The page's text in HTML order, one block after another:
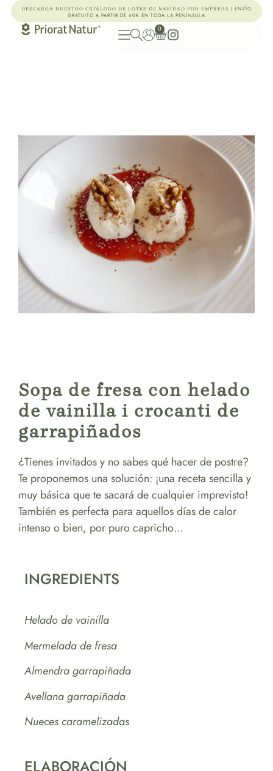
DESCARGA NUESTRO CATÁLOGO DE LOTES DE NAVIDAD POR EMPRESA | ENVÍO
GRATUITO A PARTIR DE 60€ EN TODA LA PENÍNSULA
0
Sopa de fresa con helado
de vainilla i crocanti de
garrapiñados
¿Tienes invitados y no sabes qué hacer de postre?
Te proponemos una solución: ¡una receta sencilla y
muy básica que te sacará de cualquier imprevisto!
También es perfecta para aquellos días de calor
intenso o bien, por puro capricho…
INGREDIENTS
Helado de vainilla
Mermelada de fresa
Almendra garrapiñada
Avellana garrapiñada
Nueces caramelizadas
ELABORACIÓN